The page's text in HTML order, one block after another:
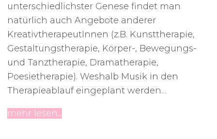
unterschiedlichster Genese findet man
natürlich auch Angebote anderer
KreativtherapeutInnen (z.B. Kunsttherapie,
Gestaltungstherapie, Körper-, Bewegungs-
und Tanztherapie, Dramatherapie,
Poesietherapie). Weshalb Musik in den
Therapieablauf eingeplant werden…
mehr lesen...